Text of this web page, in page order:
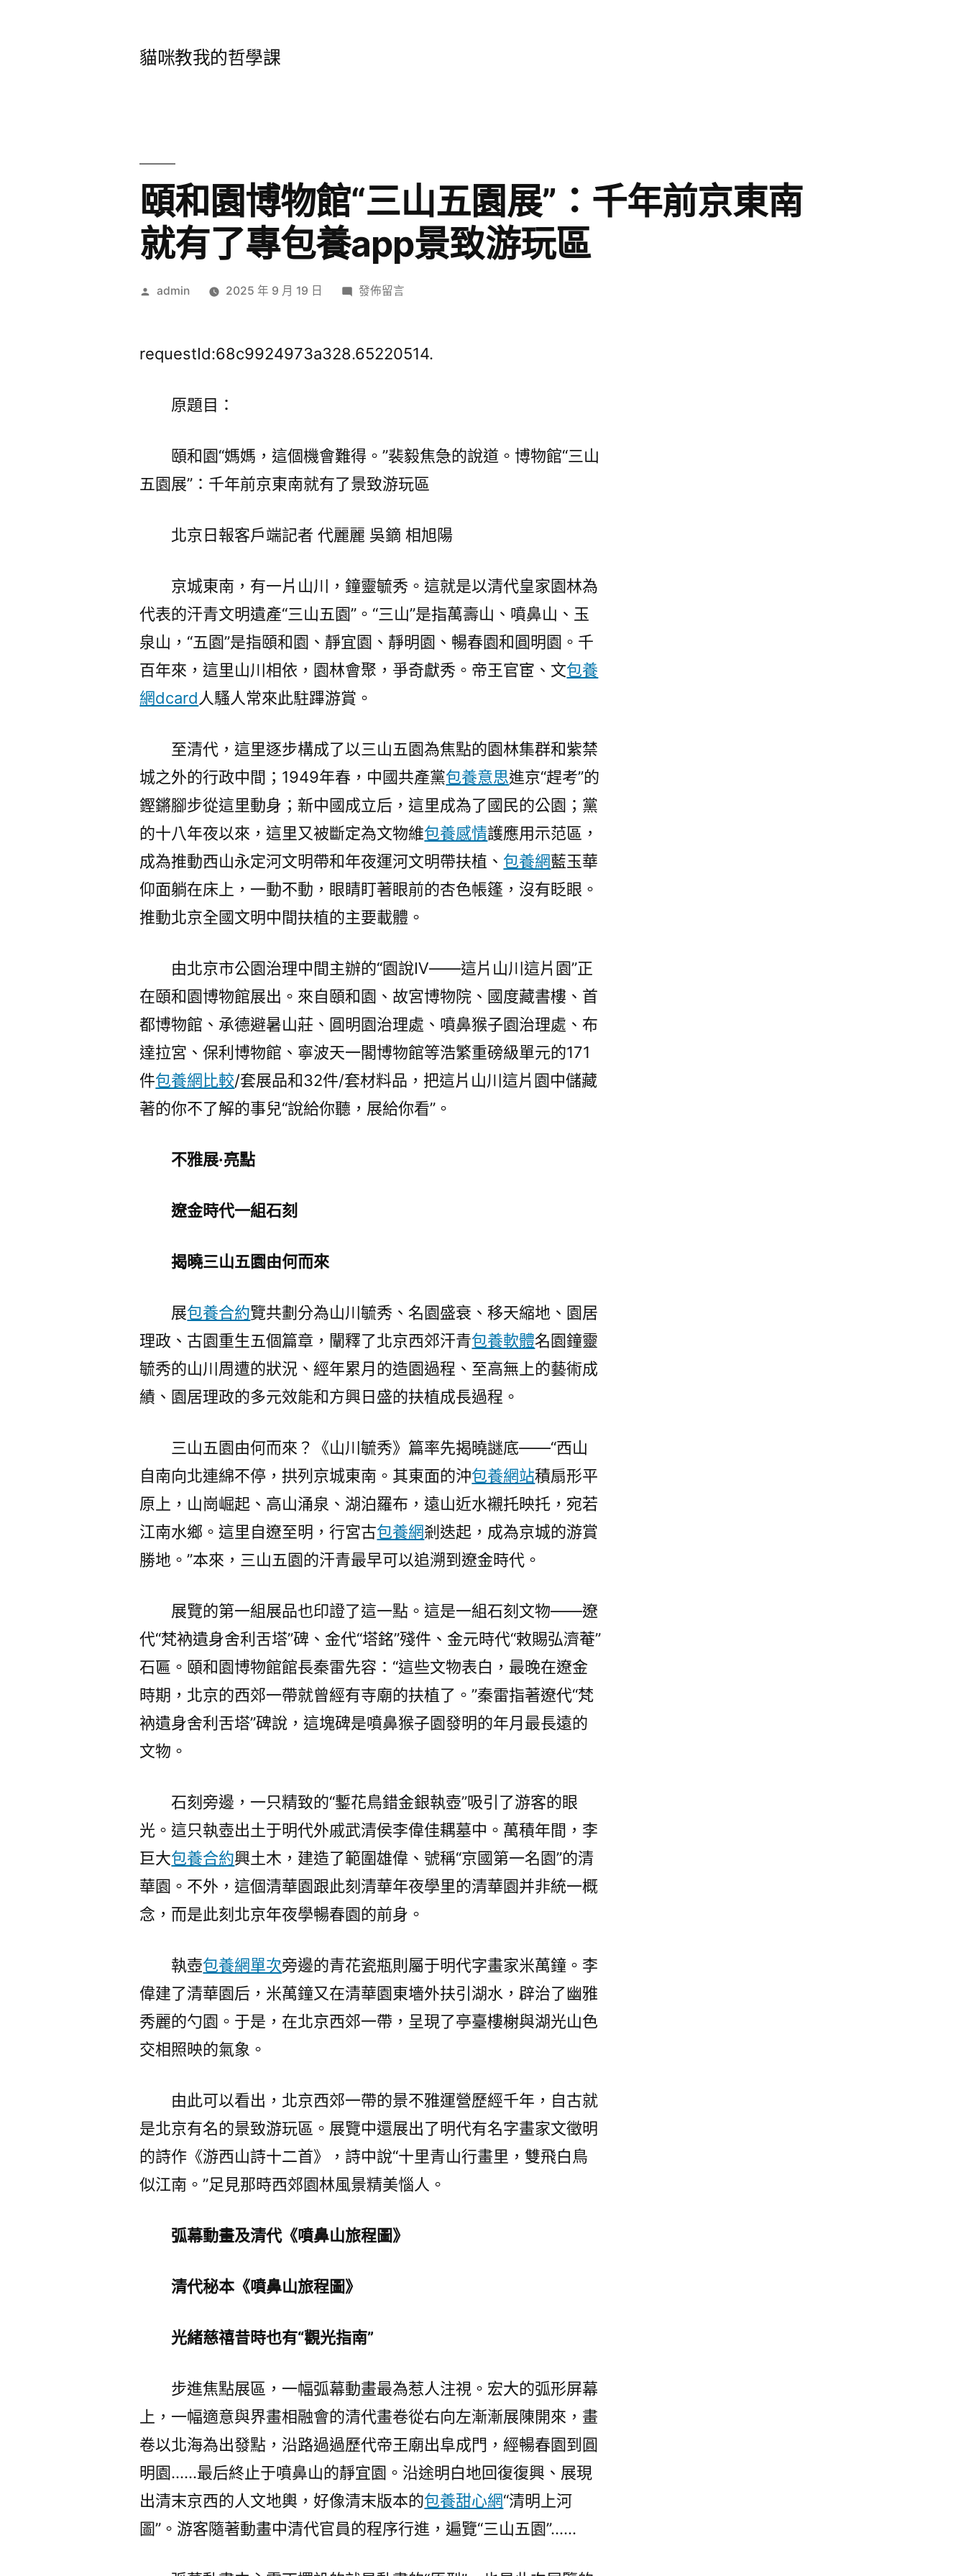
貓咪教我的哲學課
頤和園博物館“三山五園展”：千年前京東南
就有了專包養app景致游玩區
作
admin 2025 年 9 月 19 日
在
園
山
園
千
京
東
南
就
有
了
養
app
致
游
玩
區〉
發佈留言
requestId:68c9924973a328.65220514.
原題目：
頤和園“媽媽，這個機會難得。”裴毅焦急的說道。博物館“三山
五園展”：千年前京東南就有了景致游玩區
北京日報客戶端記者 代麗麗 吳鏑 相旭陽
京城東南，有一片山川，鐘靈毓秀。這就是以清代皇家園林為
代表的汗青文明遺產“三山五園”。“三山”是指萬壽山、噴鼻山、玉
泉山，“五園”是指頤和園、靜宜園、靜明園、暢春園和圓明園。千
百年來，這里山川相依，園林會聚，爭奇獻秀。帝王官宦、文包養
網dcard 人騷人常來此駐蹕游賞。
至清代，這里逐步構成了以三山五園為焦點的園林集群和紫禁
城之外的行政中間；1949年春，中國共產黨包養意思進京“趕考”的
鏗鏘腳步從這里動身；新中國成立后，這里成為了國民的公園；黨
的十八年夜以來，這里又被斷定為文物維包養感情護應用示范區，
成為推動西山永定河文明帶和年夜運河文明帶扶植、 包養網藍玉華
仰面躺在床上，一動不動，眼睛盯著眼前的杏色帳篷，沒有眨眼。
推動北京全國文明中間扶植的主要載體。
由北京市公園治理中間主辦的“園說Ⅳ——這片山川這片園”正
在頤和園博物館展出。來自頤和園、故宮博物院、國度藏書樓、首
都博物館、承德避暑山莊、圓明園治理處、噴鼻猴子園治理處、布
達拉宮、保利博物館、寧波天一閣博物館等浩繁重磅級單元的171
件包養網比較/套展品和32件/套材料品，把這片山川這片園中儲藏
著的你不了解的事兒“說給你聽，展給你看”。
不雅展·亮點
遼金時代一組石刻
揭曉三山五園由何而來
展包養合約覽共劃分為山川毓秀、名園盛衰、移天縮地、園居
理政、古園重生五個篇章，闡釋了北京西郊汗青包養軟體名園鐘靈
毓秀的山川周遭的狀況、經年累月的造園過程、至高無上的藝術成
績、園居理政的多元效能和方興日盛的扶植成長過程。
三山五園由何而來？《山川毓秀》篇率先揭曉謎底——“西山
自南向北連綿不停，拱列京城東南。其東面的沖包養網站積扇形平
原上，山崗崛起、高山涌泉、湖泊羅布，遠山近水襯托映托，宛若
江南水鄉。這里自遼至明，行宮古包養網剎迭起，成為京城的游賞
勝地。”本來，三山五園的汗青最早可以追溯到遼金時代。
展覽的第一組展品也印證了這一點。這是一組石刻文物——遼
代“梵衲遺身舍利舌塔”碑、金代“塔銘”殘件、金元時代“敕賜弘濟菴”
石匾。頤和園博物館館長秦雷先容：“這些文物表白，最晚在遼金
時期，北京的西郊一帶就曾經有寺廟的扶植了。”秦雷指著遼代“梵
衲遺身舍利舌塔”碑說，這塊碑是噴鼻猴子園發明的年月最長遠的
文物。
石刻旁邊，一只精致的“鏨花鳥錯金銀執壺”吸引了游客的眼
光。這只執壺出土于明代外戚武清侯李偉佳耦墓中。萬積年間，李
巨大包養合約興土木，建造了範圍雄偉、號稱“京國第一名園”的清
華園。不外，這個清華園跟此刻清華年夜學里的清華園并非統一概
念，而是此刻北京年夜學暢春園的前身。
執壺包養網單次旁邊的青花瓷瓶則屬于明代字畫家米萬鐘。李
偉建了清華園后，米萬鐘又在清華園東墻外扶引湖水，辟治了幽雅
秀麗的勺園。于是，在北京西郊一帶，呈現了亭臺樓榭與湖光山色
交相照映的氣象。
由此可以看出，北京西郊一帶的景不雅運營歷經千年，自古就
是北京有名的景致游玩區。展覽中還展出了明代有名字畫家文徵明
的詩作《游西山詩十二首》，詩中說“十里青山行畫里，雙飛白鳥
似江南。”足見那時西郊園林風景精美惱人。
弧幕動畫及清代《噴鼻山旅程圖》
清代秘本《噴鼻山旅程圖》
光緒慈禧昔時也有“觀光指南”
步進焦點展區，一幅弧幕動畫最為惹人注視。宏大的弧形屏幕
上，一幅適意與界畫相融會的清代畫卷從右向左漸漸展陳開來，畫
卷以北海為出發點，沿路過過歷代帝王廟出阜成門，經暢春園到圓
明園……最后終止于噴鼻山的靜宜園。沿途明白地回復復興、展現
出清末京西的人文地輿，好像清末版本的包養甜心網“清明上河
圖”。游客隨著動畫中清代官員的程序行進，遍覽“三山五園”……